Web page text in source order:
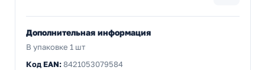
Дополнительная информация
В упаковке 1 шт
Код EAN:8421053079584